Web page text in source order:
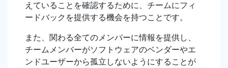
えていることを確認するために、チームにフィ
ードバックを提供する機会を持つことです。
また、関わる全てのメンバーに情報を提供し、
チームメンバーがソフトウェアのベンダーやエ
ンドユーザーから孤立しないようにすることが